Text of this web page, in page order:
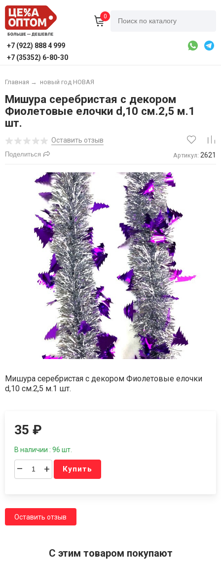
0
+7 (922) 888 4 999
+7 (35352) 6-80-30
Главная → новый год НОВАЯ
Мишура серебристая с декором
Фиолетовые елочки d,10 см.2,5 м.1
шт.
Оставить отзыв
Поделиться Артикул: 2621
Мишура серебристая с декором Фиолетовые елочки
d,10 см.2,5 м.1 шт.
35₽
В наличии : 96 шт.
– + Купить
Оставить отзыв
C этим товаром покупают